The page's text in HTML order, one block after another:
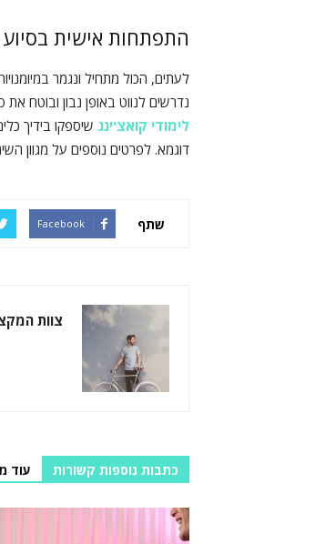
התפתחות אישית
לעתים, הכול מתחיל ונגמר
נדרשים לנווט באופן נבון ובוטח
לימודי קואצ'ינג שיספקו בידיך
דוגמא. לפרטים נוספים על מגוון
שתף Facebook
צוות
כתבות נוספות קשורות עוד